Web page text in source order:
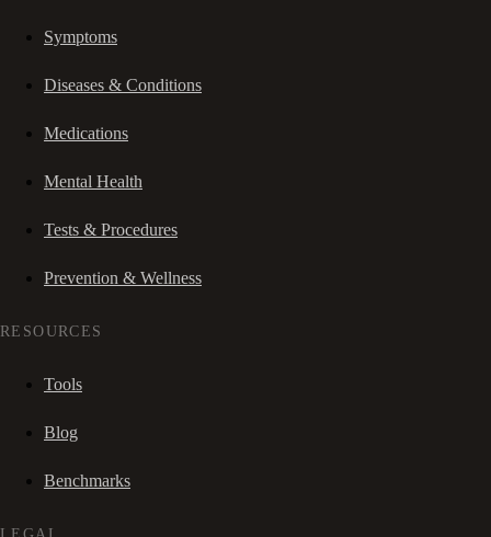
Symptoms
Diseases & Conditions
Medications
Mental Health
Tests & Procedures
Prevention & Wellness
RESOURCES
Tools
Blog
Benchmarks